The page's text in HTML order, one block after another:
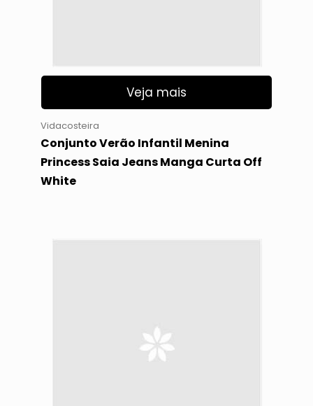
Veja mais
Vidacosteira
Conjunto Verão Infantil Menina
Princess Saia Jeans Manga Curta Off
White